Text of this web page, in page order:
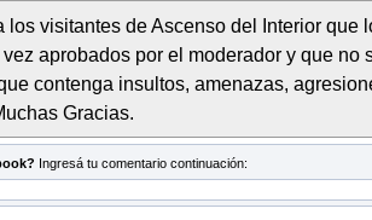
los visitantes de Ascenso del Interior que
aprobados por el moderador y que no
contenga insultos, amenazas,
Gracias.
Ingresá tu comentario continuación: